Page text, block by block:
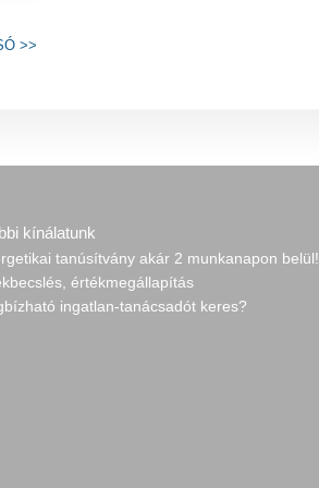
>>
kínálatunk
tanúsítvány akár 2 munkanapon belül!
értékmegállapítás
ingatlan-tanácsadót keres?